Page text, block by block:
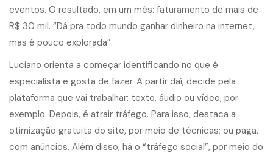
eventos. O resultado, em um mês: faturamento de mais de
R$ 30 mil. “Dá pra todo mundo ganhar dinheiro na internet,
mas é pouco explorada”.
Luciano orienta a começar identificando no que é
especialista e gosta de fazer. A partir daí, decide pela
plataforma que vai trabalhar: texto, áudio ou vídeo, por
exemplo. Depois, é atrair tráfego. Para isso, destaca a
otimização gratuita do site, por meio de técnicas; ou paga,
com anúncios. Além disso, há o “tráfego social”, por meio do